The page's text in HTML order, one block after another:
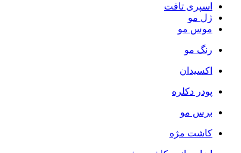
اسپری تافت
ژل مو
موس مو
رنگ مو
اکسیدان
پودر دکلره
برس مو
کاشت مژه